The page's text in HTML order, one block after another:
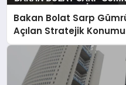
Bakan Bolat Sarp
Açılan Stratejik